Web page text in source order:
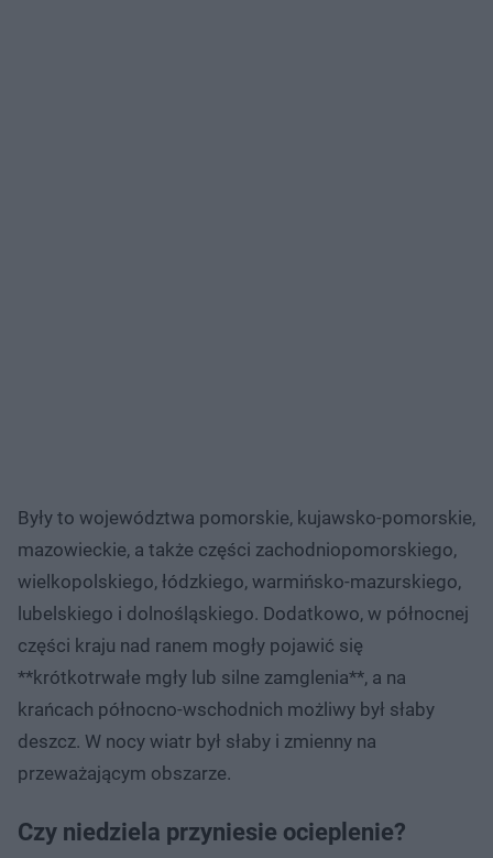
Były to województwa pomorskie, kujawsko-pomorskie,
mazowieckie, a także części zachodniopomorskiego,
wielkopolskiego, łódzkiego, warmińsko-mazurskiego,
lubelskiego i dolnośląskiego. Dodatkowo, w północnej
części kraju nad ranem mogły pojawić się
**krótkotrwałe mgły lub silne zamglenia**, a na
krańcach północno-wschodnich możliwy był słaby
deszcz. W nocy wiatr był słaby i zmienny na
przeważającym obszarze.
Czy niedziela przyniesie ocieplenie?